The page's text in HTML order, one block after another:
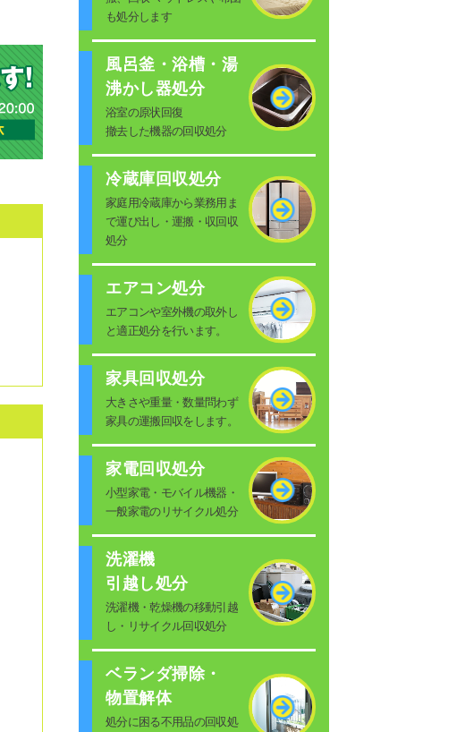
も処分します
風呂釜・浴槽・湯
沸かし器処分
浴室の原状回復
撤去した機器の回収処分
冷蔵庫回収処分
家庭用冷蔵庫から業務用ま
で運び出し・運搬・収回収
処分
エアコン処分
エアコンや室外機の取外し
と適正処分を行います。
家具回収処分
大きさや重量・数量問わず
家具の運搬回収をします。
家電回収処分
小型家電・モバイル機器・
一般家電のリサイクル処分
洗濯機
引越し処分
洗濯機・乾燥機の移動引越
し・リサイクル回収処分
ベランダ掃除・
物置解体
処分に困る不用品の回収処